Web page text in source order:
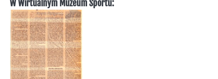
W Wirtualnym Muzeum Sportu: